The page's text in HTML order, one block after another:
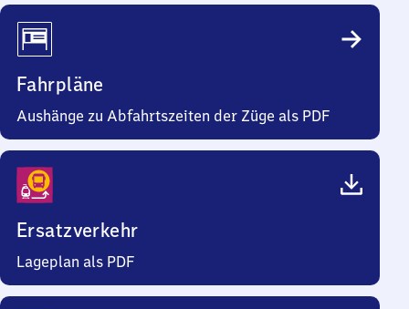
Fahrpläne
Aushänge zu Abfahrtszeiten der Züge als PDF
Ersatzverkehr
Lageplan als PDF